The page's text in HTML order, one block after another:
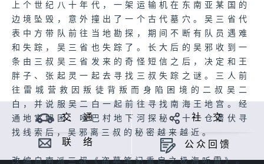
上个世纪八十年代，一架运输机在东南亚某国的
边境坠毁，意外撞出了一个古代墓穴。吴三省代
表中方带队前往当地勘探，期间不断有队员遇难
和失踪，吴三省也失踪了。长大后的吴邪收到一
条由三叔吴三省发来的奇怪短信之后，决定和王
胖子、张起灵一起去寻找三叔失踪之谜。三人前
往雷城营救因叛徒背叛而身陷困境的二叔吴二
白，并说服吴二白一起前往寻找南海王地宫。经
通地宫解困、哑巴村地下河探秘、十一仓潜伏寻
找线索后，吴邪离三叔的秘密越来越近。
改编自南派三叔《盗墓笔记重启之极海听雷》。
交 通 社 交
联 络 公众回馈